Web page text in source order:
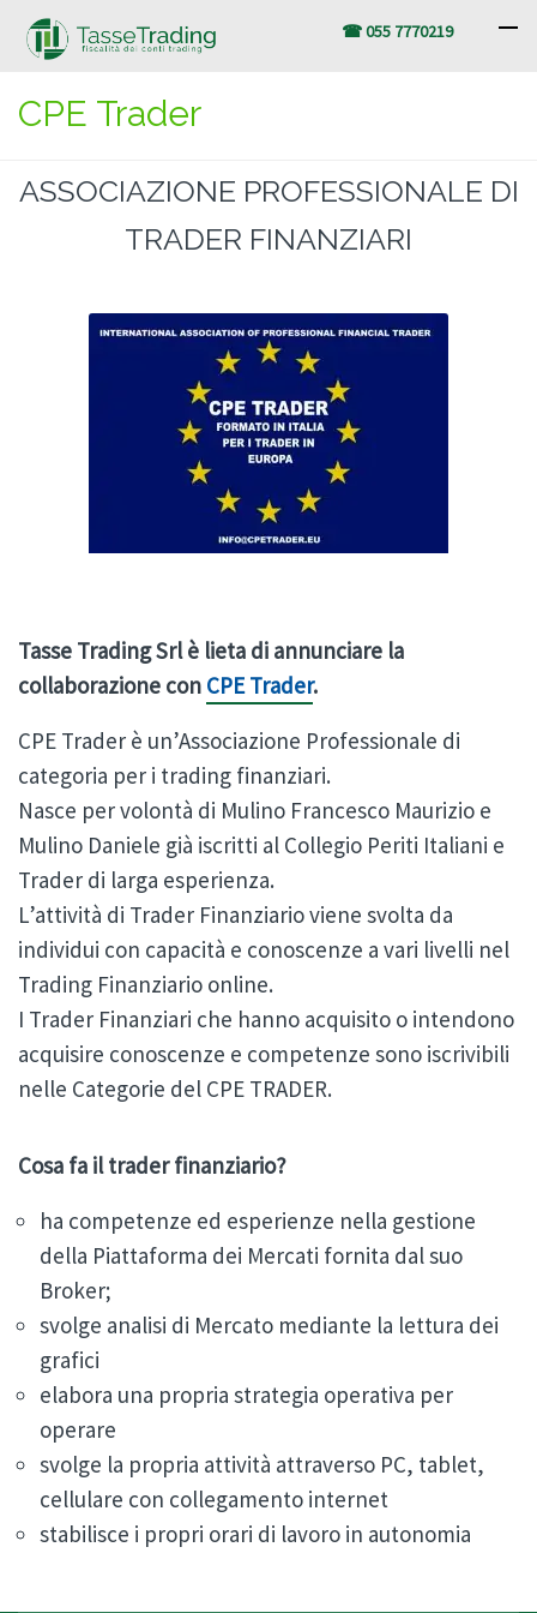
☎ 055 7770219
CPE Trader
ASSOCIAZIONE PROFESSIONALE DI
TRADER FINANZIARI
Tasse Trading Srl è lieta di annunciare la
collaborazione con CPE Trader.
CPE Trader è un’Associazione Professionale di
categoria per i trading finanziari.
Nasce per volontà di Mulino Francesco Maurizio e
Mulino Daniele già iscritti al Collegio Periti Italiani e
Trader di larga esperienza.
L’attività di Trader Finanziario viene svolta da
individui con capacità e conoscenze a vari livelli nel
Trading Finanziario online.
I Trader Finanziari che hanno acquisito o intendono
acquisire conoscenze e competenze sono iscrivibili
nelle Categorie del CPE TRADER.
Cosa fa il trader finanziario?
ha competenze ed esperienze nella gestione
della Piattaforma dei Mercati fornita dal suo
Broker;
svolge analisi di Mercato mediante la lettura dei
grafici
elabora una propria strategia operativa per
operare
svolge la propria attività attraverso PC, tablet,
cellulare con collegamento internet
stabilisce i propri orari di lavoro in autonomia